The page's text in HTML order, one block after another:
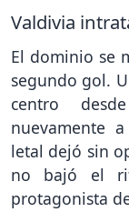
Valdivia
El dominio se
segundo gol.
centro
nuevamente
letal dejó sin
no bajó el
protagonista